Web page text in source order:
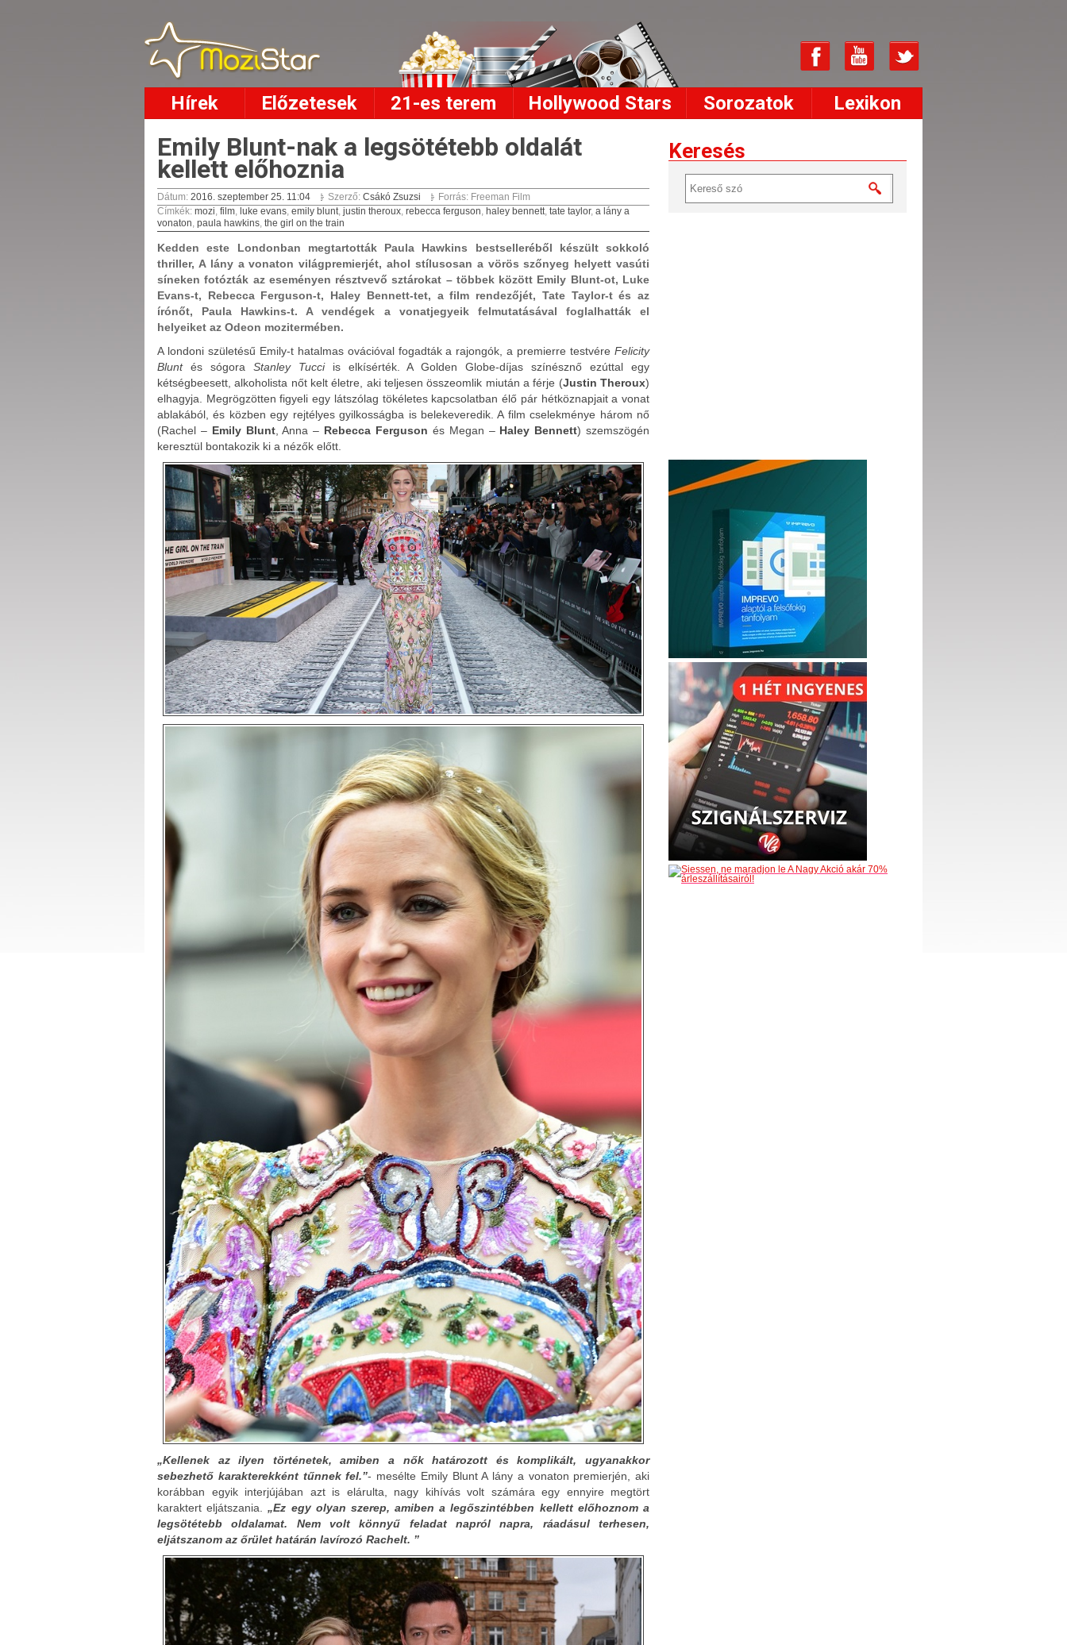
Hírek Előzetesek 21-es terem Hollywood Stars Sorozatok Lexikon
Emily Blunt-nak a legsötétebb oldalát
kellett előhoznia
Dátum: 2016. szeptember 25. 11:04 Szerző: Csákó Zsuzsi
Forrás: Freeman Film
Címkék: mozi, film, luke evans, emily blunt, justin theroux, rebecca ferguson, haley bennett, tate taylor, a lány a
vonaton, paula hawkins, the girl on the train
Kedden este Londonban megtartották Paula Hawkins bestselleréből készült sokkoló
thriller, A lány a vonaton világpremierjét, ahol stílusosan a vörös szőnyeg helyett vasúti
síneken fotózták az eseményen résztvevő sztárokat – többek között Emily Blunt-ot, Luke
Evans-t, Rebecca Ferguson-t, Haley Bennett-tet, a film rendezőjét, Tate Taylor-t és az
írónőt, Paula Hawkins-t. A vendégek a vonatjegyeik felmutatásával foglalhatták el
helyeiket az Odeon mozitermében.
A londoni születésű Emily-t hatalmas ovációval fogadták a rajongók, a premierre testvére Felicity
Bluntés sógora Stanley Tucciis elkísérték. A Golden Globe-díjas színésznő ezúttal egy
kétségbeesett, alkoholista nőt kelt életre, aki teljesen összeomlik miután a férje (Justin Theroux)
elhagyja. Megrögzötten figyeli egy látszólag tökéletes kapcsolatban élő pár hétköznapjait a vonat
ablakából, és közben egy rejtélyes gyilkosságba is belekeveredik. A film cselekménye három nő
(Rachel – Emily Blunt, Anna – Rebecca Ferguson és Megan – Haley Bennett) szemszögén
keresztül bontakozik ki a nézők előtt.
„Kellenek az ilyen történetek, amiben a nők határozott és komplikált, ugyanakkor
sebezhető karakterekként tűnnek fel.”- mesélte Emily Blunt A lány a vonaton premierjén, aki
korábban egyik interjújában azt is elárulta, nagy kihívás volt számára egy ennyire megtört
karaktert eljátszania.„Ez egy olyan szerep, amiben a legőszintébben kellett előhoznom a
legsötétebb oldalamat. Nem volt könnyű feladat napról napra, ráadásul terhesen,
eljátszanom az őrület határán lavírozó Rachelt. ”
Keresés